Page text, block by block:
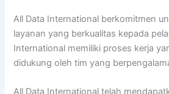
All Data International berkomitmen
layanan yang berkualitas kepada
International memiliki proses kerja
didukung oleh tim yang
All Data International telah